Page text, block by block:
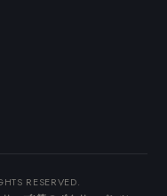
RESERVED.